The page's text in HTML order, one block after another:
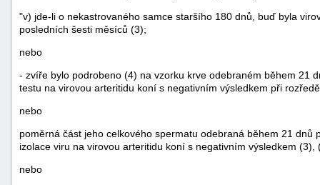
"v) jde-li o nekastrovaného samce staršího 180 dnů, buď byla
posledních šesti měsíců (3);
nebo
- zvíře bylo podrobeno (4) na vzorku krve odebraném během 21
testu na virovou arteritidu koní s negativním výsledkem při
nebo
poměrná část jeho celkového spermatu odebraná během 21
izolace viru na virovou arteritidu koní s negativním výsledkem (3),
nebo
+náhrady